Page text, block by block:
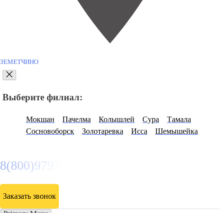
ЗЕМЕТЧИНО
Выберите филиал:
Мокшан Пачелма Колышлей Сура
Тамала
Сосновоборск
Золотаревка Исса Шемышейка
8(800)9797043
Заказать звонок